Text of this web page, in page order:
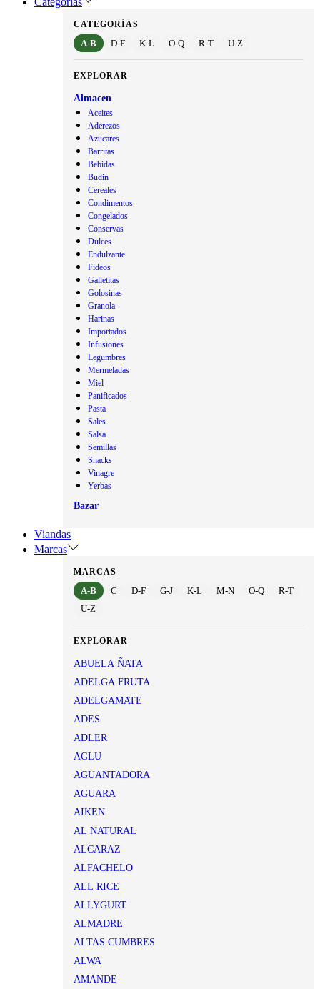
CATEGORÍAS
A-B D-F K-L O-Q R-T U-Z
EXPLORAR
Almacen
Aceites
Aderezos
Azucares
Barritas
Bebidas
Budin
Cereales
Condimentos
Congelados
Conservas
Dulces
Endulzante
Fideos
Galletitas
Golosinas
Granola
Harinas
Importados
Infusiones
Legumbres
Mermeladas
Miel
Panificados
Pasta
Sales
Salsa
Semillas
Snacks
Vinagre
Yerbas
Bazar
Viandas
Marcas
MARCAS
A-B C D-F G-J K-L M-N O-Q
R-T
U-Z
EXPLORAR
ABUELA ÑATA
ADELGA FRUTA
ADELGAMATE
ADES
ADLER
AGLU
AGUANTADORA
AGUARA
AIKEN
AL NATURAL
ALCARAZ
ALFACHELO
ALL RICE
ALLYGURT
ALMADRE
ALTAS CUMBRES
ALWA
AMANDE